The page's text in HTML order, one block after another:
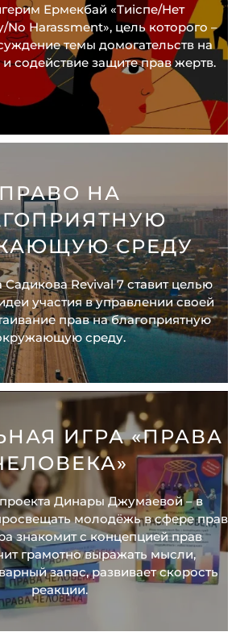
Ермекбай «Тиіспе/Нет
No Harassment», цель которого –
темы домогательств на
содействие защите прав жертв.
ПРАВО НА
СРЕДУ
Revival 7 ставит целью
участия в управлении своей
прав на благоприятную
среду.
ИГРА «ПРАВА
Динары Джумаевой – в
молодёжь в сфере прав
знакомит с концепцией прав
грамотно выражать мысли,
запас, развивает скорость
реакции.